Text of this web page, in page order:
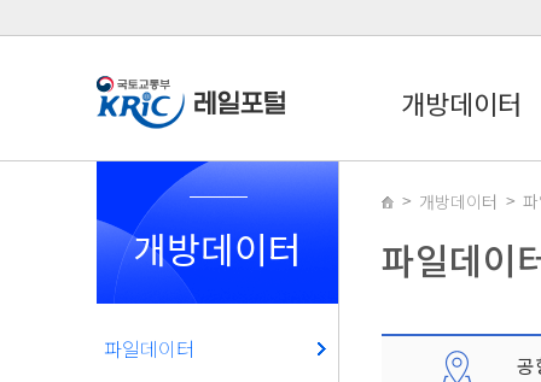
개방데이터
개방데이터
파일데이터
개방데이터
파일데이
공